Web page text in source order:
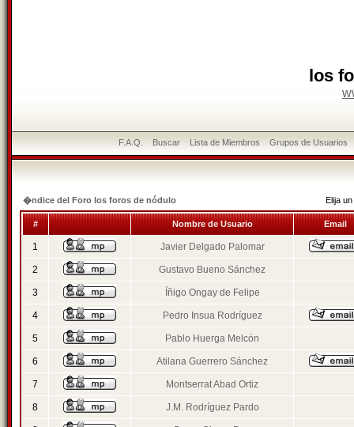
los
F.A.Q. Buscar Lista de Miembros Grupos de Usuarios
�ndice del Foro los foros de nódulo Elija
# Nombre de Usuario Email
1 Javier Delgado Palomar
2 Gustavo Bueno Sánchez
3 Íñigo Ongay de Felipe
4 Pedro Insua Rodríguez
5 Pablo Huerga Melcón
6 Atilana Guerrero Sánchez
7 Montserrat Abad Ortiz
8 J.M. Rodríguez Pardo